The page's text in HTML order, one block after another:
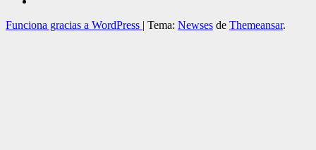
Funciona gracias a WordPress | Tema: Newses de Themeansar.